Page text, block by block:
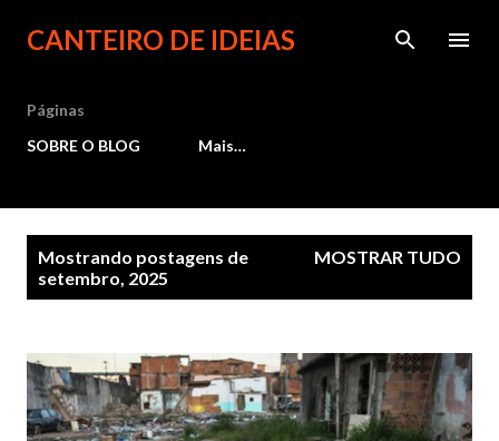
Pular para o conteúdo principal
CANTEIRO DE IDEIAS
Páginas
SOBRE O BLOG
Mais…
Mostrando postagens de
setembro, 2025
MOSTRAR TUDO